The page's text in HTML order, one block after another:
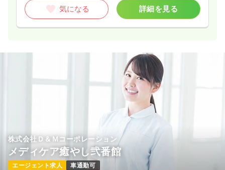
気になる 詳細を見る
株式会社Ｄ＆Ｍコーポレーション
メディケア癒やし弐番館
エージェント求人 車通勤可